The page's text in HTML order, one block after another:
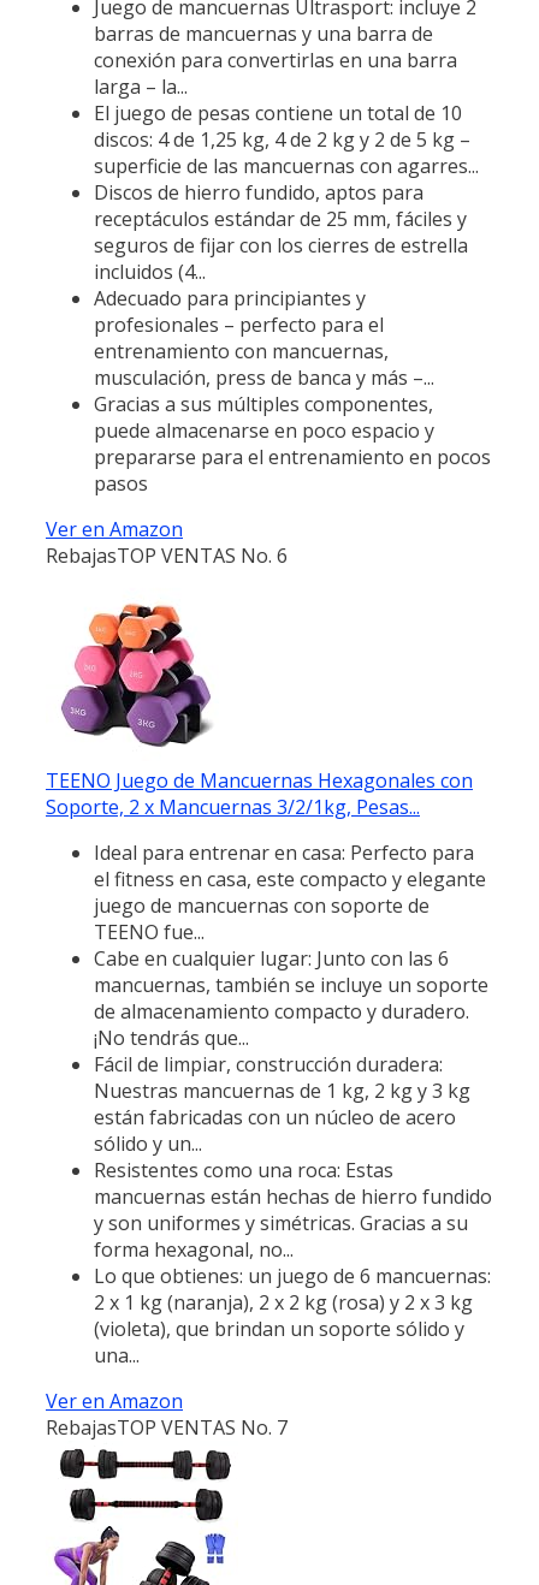
Juego de mancuernas Ultrasport: incluye 2
barras de mancuernas y una barra de
conexión para convertirlas en una barra
larga – la...
El juego de pesas contiene un total de 10
discos: 4 de 1,25 kg, 4 de 2 kg y 2 de 5 kg –
superficie de las mancuernas con agarres...
Discos de hierro fundido, aptos para
receptáculos estándar de 25 mm, fáciles y
seguros de fijar con los cierres de estrella
incluidos (4...
Adecuado para principiantes y
profesionales – perfecto para el
entrenamiento con mancuernas,
musculación, press de banca y más –...
Gracias a sus múltiples componentes,
puede almacenarse en poco espacio y
prepararse para el entrenamiento en pocos
pasos
Ver en Amazon
RebajasTOP VENTAS No. 6
TEENO Juego de Mancuernas Hexagonales con
Soporte, 2 x Mancuernas 3/2/1kg, Pesas...
Ideal para entrenar en casa: Perfecto para
el fitness en casa, este compacto y elegante
juego de mancuernas con soporte de
TEENO fue...
Cabe en cualquier lugar: Junto con las 6
mancuernas, también se incluye un soporte
de almacenamiento compacto y duradero.
¡No tendrás que...
Fácil de limpiar, construcción duradera:
Nuestras mancuernas de 1 kg, 2 kg y 3 kg
están fabricadas con un núcleo de acero
sólido y un...
Resistentes como una roca: Estas
mancuernas están hechas de hierro fundido
y son uniformes y simétricas. Gracias a su
forma hexagonal, no...
Lo que obtienes: un juego de 6 mancuernas:
2 x 1 kg (naranja), 2 x 2 kg (rosa) y 2 x 3 kg
(violeta), que brindan un soporte sólido y
una...
Ver en Amazon
RebajasTOP VENTAS No. 7